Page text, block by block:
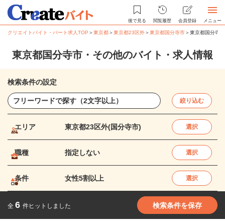
後で見る 閲覧履歴 会員登録 メニュー
クリエイトバイト・パート求人TOP ＞東京都＞東京都23区外＞東京都国分寺市＞東京都国分寺
東京都国分寺市・その他のバイト・求人情報
検索条件の設定
絞り込む
エリア 東京都23区外(国分寺市) 選択
職種 指定しない 選択
条件 女性5割以上 選択
全 6 件ヒットしました 検索条件を保存